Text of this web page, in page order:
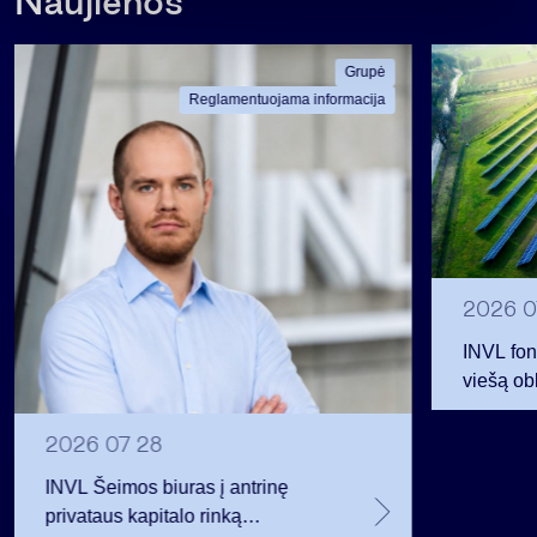
Grupė
Reglamentuojama informacija
2026 07 28
INVL Šeimos biuras į antrinę
privataus kapitalo rinką
2026
INVL
viešą
12 mln.